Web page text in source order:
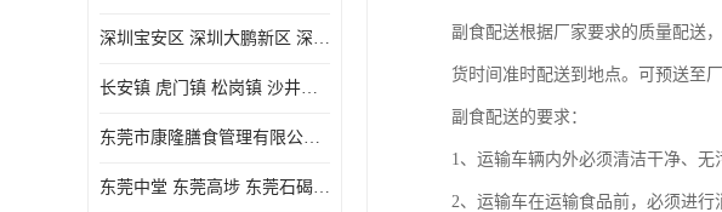
深圳宝安区 深圳大鹏新区 深圳特别合作区
长安镇 虎门镇 松岗镇 沙井镇 公明镇 莞城街道 南城街道 东城街道 万江街道 石碣镇 石龙镇 茶山镇 石排镇 企石镇 横沥镇
东莞市康隆膳食管理有限公司 长安蔬菜配送 虎门蔬菜配送 大岭山蔬菜配送
东莞中堂 东莞高埗 东莞石碣 东莞望牛墩 东莞洪梅 东莞道滘 东莞石龙镇 东莞石排镇
副食配送根据厂家要求的质量配送
货时间准时配送到地点。可预送至
副食配送的要求：
1、运输车辆内外必须清洁干净、无
2、运输车在运输食品前，必须进行